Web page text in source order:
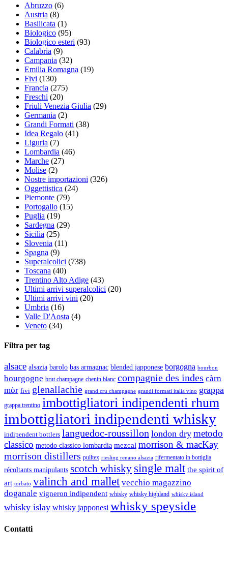
Abruzzo (6)
Austria (8)
Basilicata (1)
Biologico (95)
Biologico esteri (93)
Calabria (9)
Campania (32)
Emilia Romagna (19)
Fivi (130)
Francia (275)
Freschi (20)
Friuli Venezia Giulia (29)
Germania (2)
Grandi Formati (38)
Idea Regalo (41)
Liguria (7)
Lombardia (46)
Marche (27)
Molise (2)
Nostre importazioni (326)
Oggettistica (24)
Piemonte (79)
Portogallo (15)
Puglia (19)
Sardegna (29)
Sicilia (25)
Slovenia (11)
Spagna (9)
Superalcolici (738)
Toscana (40)
Trentino Alto Adige (43)
Ultimi arrivi superalcolici (20)
Ultimi arrivi vini (20)
Umbria (16)
Valle D'Aosta (4)
Veneto (34)
Filtra per tag
alsace alsazia barolo bas armagnac blended japponese borgogna bourbon
bourgogne brut champagne chenin blanc compagnie des indes càrn
mòr fivi glenallachie grand cru champagne grandi formati italia vino grappa
grappa trentino imbottigliatori indipendenti rhum
imbottigliatori indipendenti whisky
indipendent bottlers languedoc-roussillon london dry metodo
classico metodo classico lombardia mezcal morrison & macKay
morrison distillers pulltex riesling renano alsazia rifermentato in bottiglia
récoltants manipulants scotch whisky single malt the spirit of
art torbato valinch and mallet vecchio magazzino
doganale vigneron indipendent whisky whisky highland whisky island
whisky islay whisky japponesi whisky speyside
Contatti